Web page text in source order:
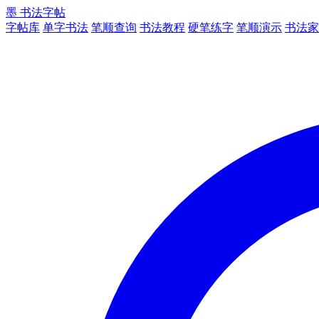
墨 书法字帖
字帖库 单字书法 笔顺查询 书法教程 硬笔练字 笔顺演示 书法家